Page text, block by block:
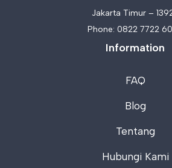
Jakarta Timur –
Phone: 0822 7722
Information
FAQ
Blog
Tentang
Hubungi Kami